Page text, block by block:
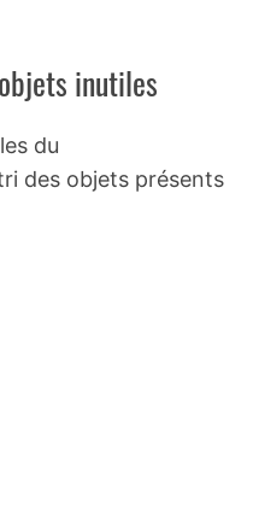
inutiles
du
des objets présents